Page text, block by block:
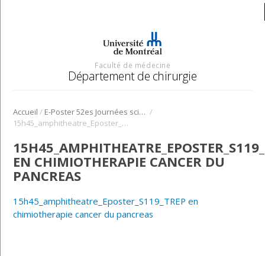
Faculté de médecine
Département de chirurgie
Accueil / E-Poster 52es Journées scientifique /
15h45_amphitheatre_Eposter_S119_TREP en chimiotherapie cancer du pancreas
EN CHIMIOTHERAPIE CANCER DU
PANCREAS
15h45_amphitheatre_Eposter_S119_TREP en
chimiotherapie cancer du pancreas